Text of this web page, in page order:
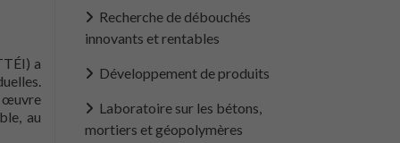
a
œuvre
au
Matières résiduelles
Recherche de débouchés
innovants et rentables
Développement de produits
Laboratoire sur les bétons,
mortiers et géopolymères